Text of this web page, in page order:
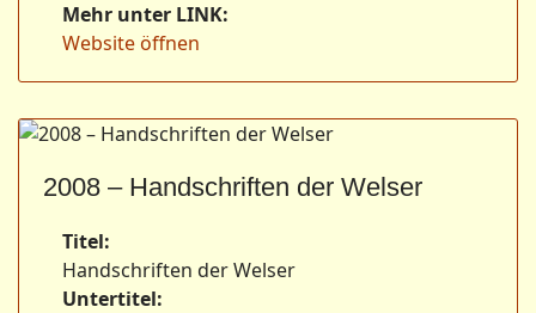
Mehr unter LINK:
Website öffnen
2008 – Handschriften der Welser
Titel:
Handschriften der Welser
Untertitel: